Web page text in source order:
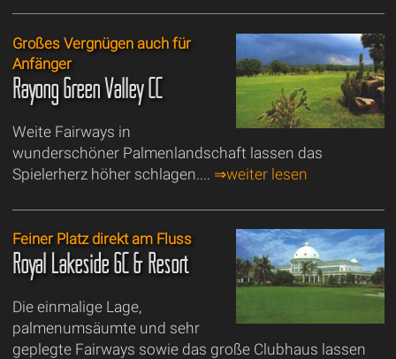
Großes Vergnügen auch für
Anfänger
Rayong Green Valley CC
Weite Fairways in
wunderschöner Palmenlandschaft lassen das
Spielerherz höher schlagen.... ⇒weiter lesen
Feiner Platz direkt am Fluss
Royal Lakeside GC & Resort
Die einmalige Lage,
palmenumsäumte und sehr
geplegte Fairways sowie das große Clubhaus lassen